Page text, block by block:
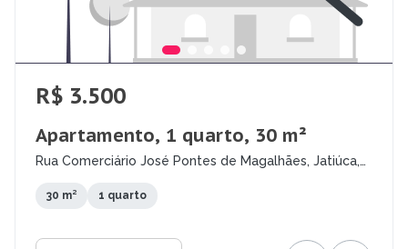
R$ 3.500
Apartamento, 1 quarto, 30 m²
Rua Comerciário José Pontes de Magalhães, Jatiúca,
30 m² 1 quarto